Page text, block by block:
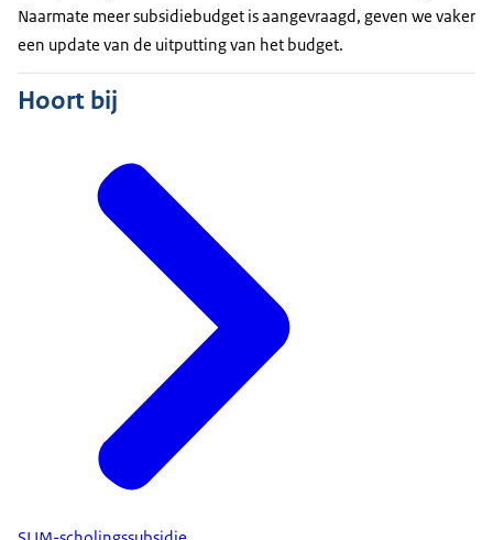
Naarmate meer subsidiebudget is aangevraagd, geven we vaker
een update van de uitputting van het budget.
Hoort bij